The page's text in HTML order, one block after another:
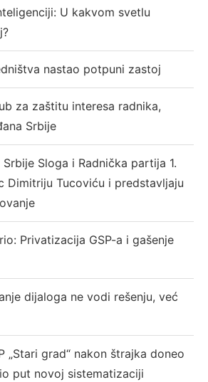
U kakvom svetlu
nastao potpuni zastoj
za zaštitu interesa radnika,
Srbije
Sloga i Radnička partija 1.
Dimitriju Tucoviću i predstavljaju
Privatizacija GSP-a i gašenje
dijaloga ne vodi rešenju, već
„Stari grad“ nakon štrajka doneo
put novoj sistematizaciji